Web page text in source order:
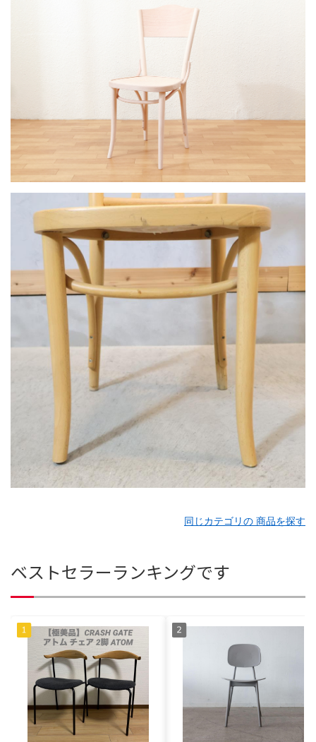
同じカテゴリの 商品を探す
ベストセラーランキングです